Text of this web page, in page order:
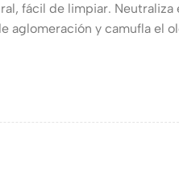
fácil de limpiar. Neutraliza
aglomeración y camufla el